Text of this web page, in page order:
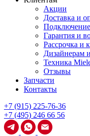
Акции
Доставка и
Гарантия и
Рассрочка и
Дизайнерам
Техника
Отзывы
Запчасти
Контакты
+7 (915) 225-76-36
+7 (495) 246 66 56